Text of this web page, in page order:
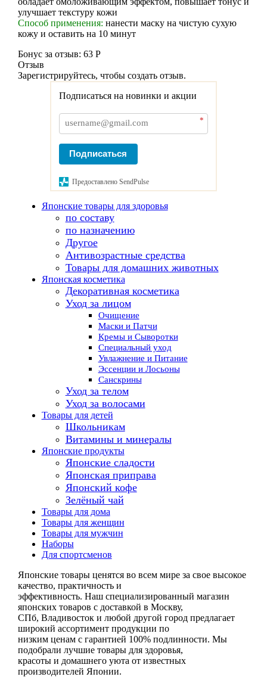
улучшает текстуру кожи
Способ применения: нанести маску на чистую сухую
кожу и оставить на 10 минут
Бонус за отзыв: 63 Р
Отзыв
Зарегистрируйтесь, чтобы создать отзыв.
Подписаться на новинки и акции
*
Подписаться
Предоставлено SendPulse
Японские товары для здоровья
по составу
по назначению
Другое
Антивозрастные средства
Товары для домашних животных
Японская косметика
Декоративная косметика
Уход за лицом
Очищение
Маски и Патчи
Кремы и Сыворотки
Специальный уход
Увлажнение и Питание
Эссенции и Лосьоны
Санскрины
Уход за телом
Уход за волосами
Товары для детей
Школьникам
Витамины и минералы
Японские продукты
Японские сладости
Японская приправа
Японский кофе
Зелёный чай
Товары для дома
Товары для женщин
Товары для мужчин
Наборы
Для спортсменов
Японские товары ценятся во всем мире за свое высокое
качество, практичность и
эффективность. Наш специализированный магазин
японских товаров с доставкой в Москву,
СПб, Владивосток и любой другой город предлагает
широкий ассортимент продукции по
низким ценам с гарантией 100% подлинности. Мы
подобрали лучшие товары для здоровья,
красоты и домашнего уюта от известных
производителей Японии.